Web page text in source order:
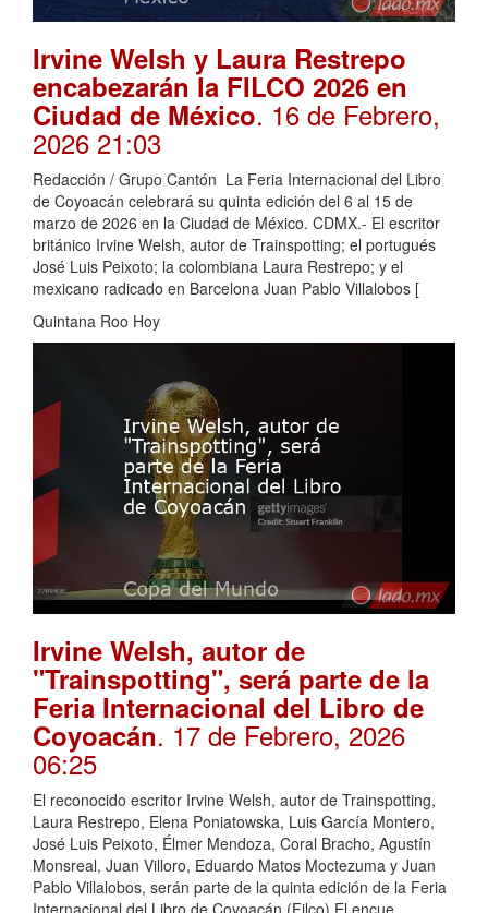
Irvine Welsh y Laura Restrepo
encabezarán la FILCO 2026 en
Ciudad de México. 16 de Febrero,
2026 21:03
Redacción / Grupo Cantón La Feria Internacional del Libro
de Coyoacán celebrará su quinta edición del 6 al 15 de
marzo de 2026 en la Ciudad de México. CDMX.- El escritor
británico Irvine Welsh, autor de Trainspotting; el portugués
José Luis Peixoto; la colombiana Laura Restrepo; y el
mexicano radicado en Barcelona Juan Pablo Villalobos [
Quintana Roo Hoy
Irvine Welsh, autor de
"Trainspotting", será parte de la
Feria Internacional del Libro de
Coyoacán. 17 de Febrero, 2026
06:25
El reconocido escritor Irvine Welsh, autor de Trainspotting,
Laura Restrepo, Elena Poniatowska, Luis García Montero,
José Luis Peixoto, Élmer Mendoza, Coral Bracho, Agustín
Monsreal, Juan Villoro, Eduardo Matos Moctezuma y Juan
Pablo Villalobos, serán parte de la quinta edición de la Feria
Internacional del Libro de Coyoacán (Filco).El encue